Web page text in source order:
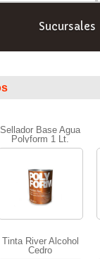
Sucursales
Sellador Base Agua
Polyform 1 Lt.
Tinta River Alcohol
Cedro